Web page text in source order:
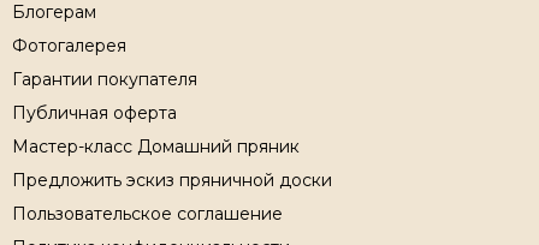
Блогерам
Фотогалерея
Гарантии покупателя
Публичная оферта
Мастер-класс Домашний пряник
Предложить эскиз пряничной доски
Пользовательское соглашение